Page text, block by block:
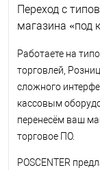
Переход с
магазина «под
Работаете на
торговлей,
сложного
кассовым
перенесём ваш
торговое ПО.
POSCENTER